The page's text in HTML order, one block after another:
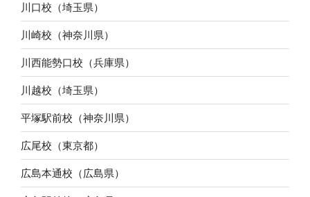
川口校（埼玉県）
川崎校（神奈川県）
川西能勢口校（兵庫県）
川越校（埼玉県）
平塚駅前校（神奈川県）
広尾校（東京都）
広島本通校（広島県）